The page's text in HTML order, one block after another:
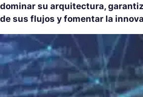
dominar su arquitectura,
de sus flujos y fomentar la